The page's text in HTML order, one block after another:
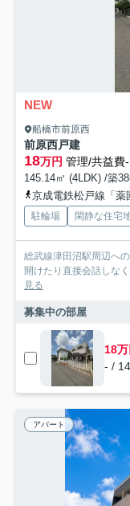
NEW
船橋市前原西
前原西戸建
18万円 管理/共益費-
145.14㎡ (4LDK) /築
京成電鉄松戸線「薬
駐輪場 閑静な住宅
総武線津田沼駅周辺へ
開けたり直接会話しな
見る
募集中の部屋
18万
- /
アパート